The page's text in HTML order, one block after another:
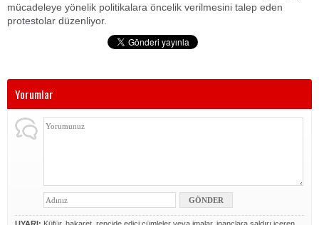
mücadeleye yönelik politikalara öncelik verilmesini talep eden
protestolar düzenliyor.
Yorumlar